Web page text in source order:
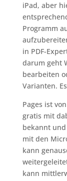
iPad, aber
Programm
in PDF-
darum geht
bearbeiten
Varianten.
Pages ist
gratis mit
bekannt
mit den
kann
kann